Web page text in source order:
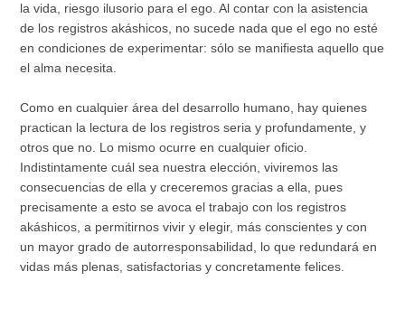
la vida, riesgo ilusorio para el ego. Al contar con la asistencia
de los registros akáshicos, no sucede nada que el ego no esté
en condiciones de experimentar: sólo se manifiesta aquello que
el alma necesita.
Como en cualquier área del desarrollo humano, hay quienes
practican la lectura de los registros seria y profundamente, y
otros que no. Lo mismo ocurre en cualquier oficio.
Indistintamente cuál sea nuestra elección, viviremos las
consecuencias de ella y creceremos gracias a ella, pues
precisamente a esto se avoca el trabajo con los registros
akáshicos, a permitirnos vivir y elegir, más conscientes y con
un mayor grado de autorresponsabilidad, lo que redundará en
vidas más plenas, satisfactorias y concretamente felices.